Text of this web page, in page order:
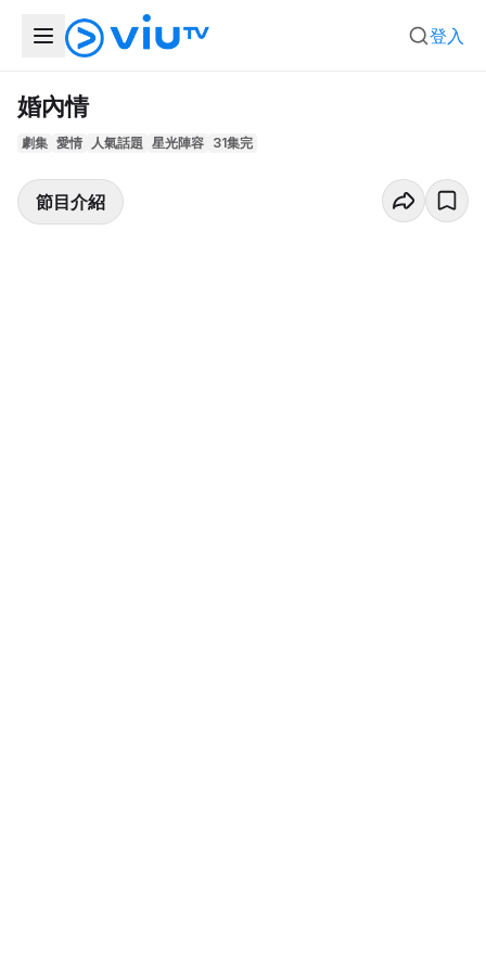
登入
婚內情
劇集 愛情 人氣話題 星光陣容 31集完
節目介紹